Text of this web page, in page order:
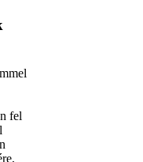
fel